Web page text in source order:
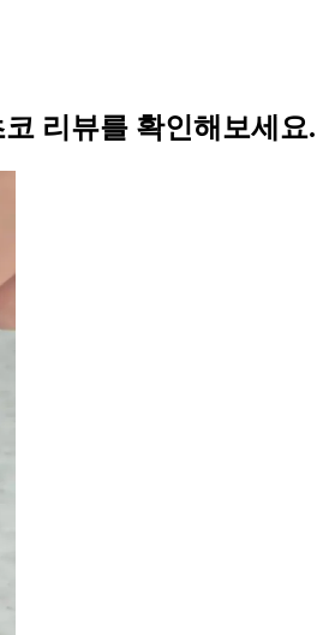
리뷰를 확인해보세요.